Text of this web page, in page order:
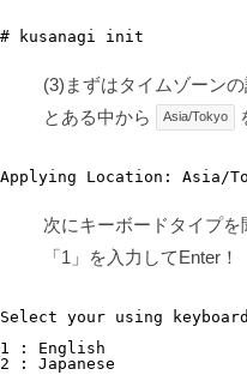
# kusanagi init
(3)まずはタイムゾーン
とある中から
Asia/Tokyo
Applying Location: Asia/
次にキーボードタイプ
「1」を入力してEnter！
Select your using
1 : English
2 : Japanese